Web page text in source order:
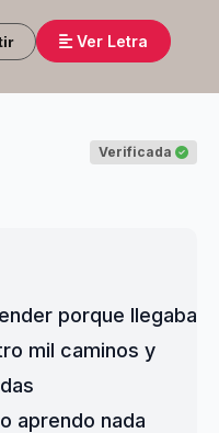
Ver Letra
Verificada
porque llegaba
mil caminos y
aprendo nada